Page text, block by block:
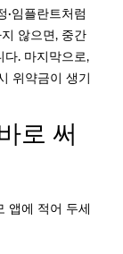
·임플란트처럼
않으면, 중간
다. 마지막으로,
위약금이 생기
로 써
앱에 적어 두세